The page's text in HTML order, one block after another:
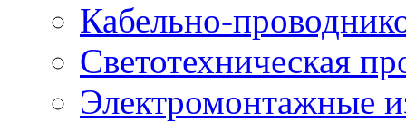
Кабельно-
Светотехническая
Электромонтажные